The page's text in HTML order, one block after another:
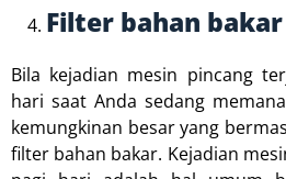
Filter bahan bakar
Bila kejadian mesin pincang
hari saat Anda sedang
kemungkinan besar yang
filter bahan bakar. Kejadian